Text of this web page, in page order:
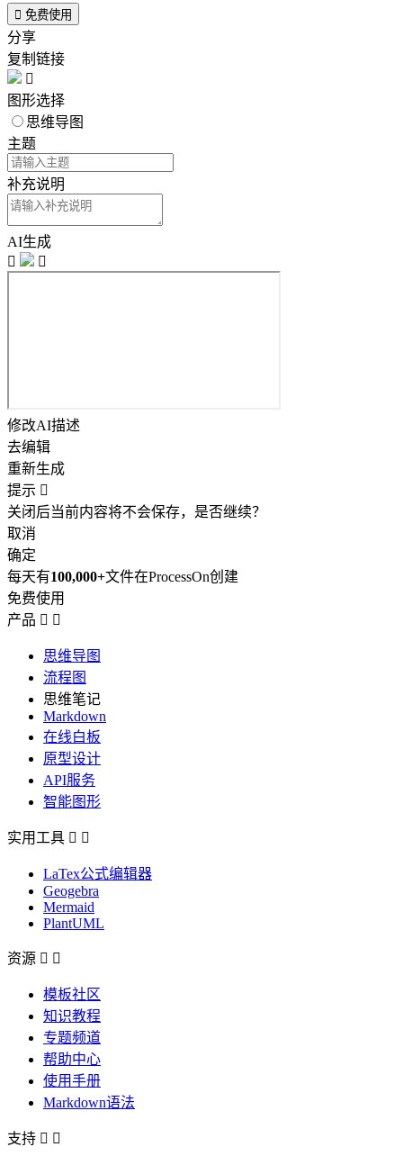
 免费使用
分享
复制链接

图形选择
思维导图
主题
补充说明
AI生成


修改AI描述
去编辑
重新生成
提示 
关闭后当前内容将不会保存，是否继续？
取消
确定
每天有100,000+文件在ProcessOn创建
免费使用
产品  
思维导图
流程图
思维笔记
Markdown
在线白板
原型设计
API服务
智能图形
实用工具  
LaTex公式编辑器
Geogebra
Mermaid
PlantUML
资源  
模板社区
知识教程
专题频道
帮助中心
使用手册
Markdown语法
支持  